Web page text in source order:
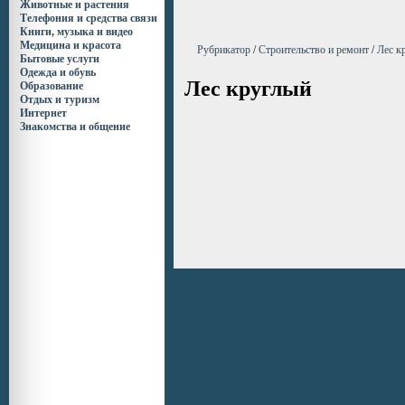
Животные и растения
Телефония и средства связи
Книги, музыка и видео
Медицина и красота
Бытовые услуги
Одежда и обувь
Образование
Отдых и туризм
Интернет
Знакомства и общение
Рубрикатор /Строительство и ремонт /Лес
Лес круглый